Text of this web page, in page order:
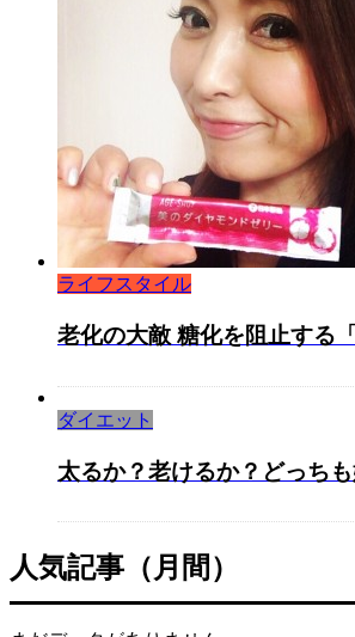
ライフスタイル
老化の大敵 糖化を阻止する
ダイエット
太るか？老けるか？どっち
人気記事（月間）